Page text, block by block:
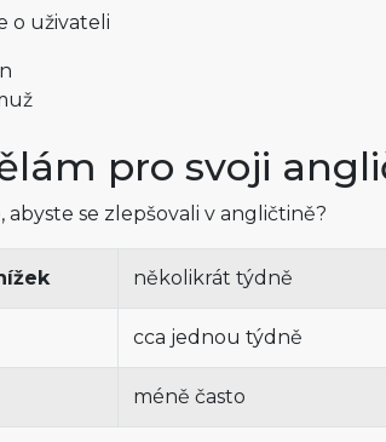
o uživateli
pro svoji
abyste se zlepšovali v angličtině?
několikrát týdně
cca jednou týdně
méně často